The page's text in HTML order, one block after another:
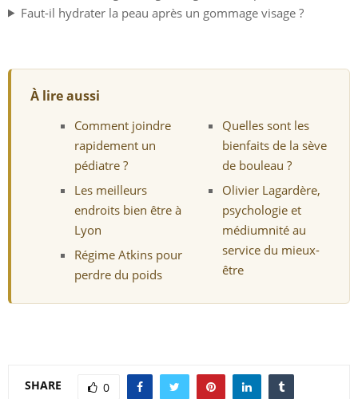
Faut-il hydrater la peau après un gommage visage ?
À lire aussi
Comment joindre
rapidement un
pédiatre ?
Les meilleurs
endroits bien être à
Lyon
Régime Atkins pour
perdre du poids
Quelles sont les
bienfaits de la sève
de bouleau ?
Olivier Lagardère,
psychologie et
médiumnité au
service du mieux-
être
SHARE 0